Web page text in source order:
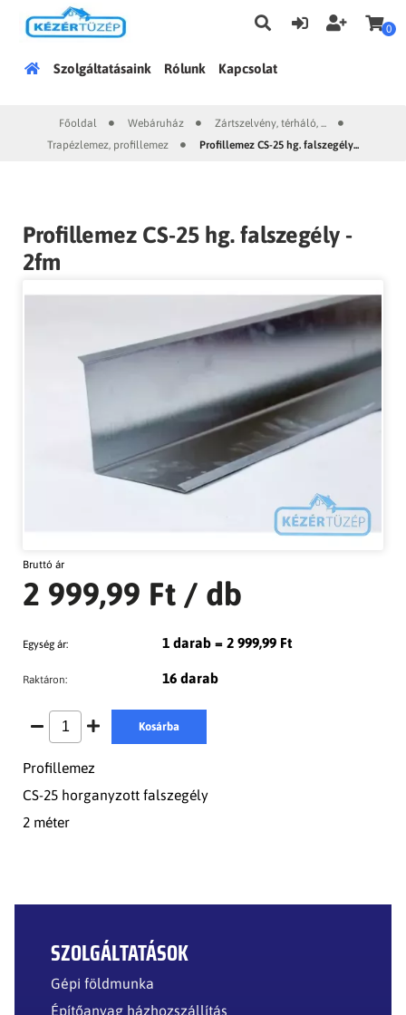
0
FőoldalSzolgáltatásaink Rólunk Kapcsolat
Főoldal Webáruház Zártszelvény, térháló, ...
Trapézlemez, profillemez Profillemez CS-25 hg. falszegély...
Profillemez CS-25 hg. falszegély -
2fm
Bruttó ár
2 999,99 Ft / db
Egység ár: 1 darab = 2 999,99 Ft
Raktáron: 16 darab
Kosárba
Profillemez
CS-25 horganyzott falszegély
2 méter
SZOLGÁLTATÁSOK
Gépi földmunka
Építőanyag házhozszállítás